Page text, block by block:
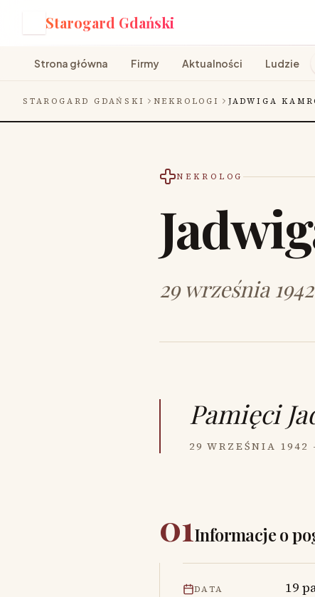
Starogard Gdański
Strona główna Firmy Aktualności Ludzie
STAROGARD GDAŃSKI NEKROLOGI JADWIGA
NEKROLOG
29 września
Pamięci
29 WRZEŚNIA
01Informacje o
DATA 19